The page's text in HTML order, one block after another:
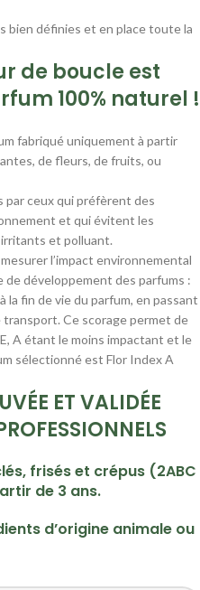
bien définies et en place toute la
de boucle est
100% naturel !
fabriqué uniquement à partir
de fleurs, de fruits, ou
par ceux qui préfèrent des
et qui évitent les
et polluant.
l’impact environnemental
développement des parfums :
la fin de vie du parfum, en passant
Ce scorage permet de
A étant le moins impactant et le
sélectionné est Flor Index A
ET VALIDÉE
frisés et crépus (2ABC
de 3 ans.
d’origine animale ou